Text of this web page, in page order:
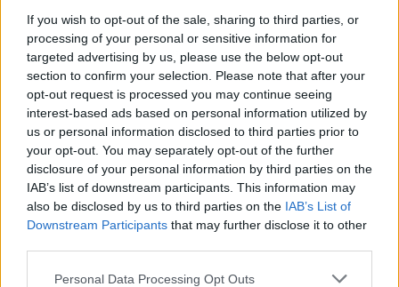
If you wish to opt-out of the sale, sharing to third parties, or
processing of your personal or sensitive information for
targeted advertising by us, please use the below opt-out
section to confirm your selection. Please note that after your
opt-out request is processed you may continue seeing
interest-based ads based on personal information utilized by
us or personal information disclosed to third parties prior to
your opt-out. You may separately opt-out of the further
disclosure of your personal information by third parties on the
IAB’s list of downstream participants. This information may
also be disclosed by us to third parties on the IAB’s List of
Downstream Participants that may further disclose it to other
Personal Data Processing Opt Outs
Publicidad